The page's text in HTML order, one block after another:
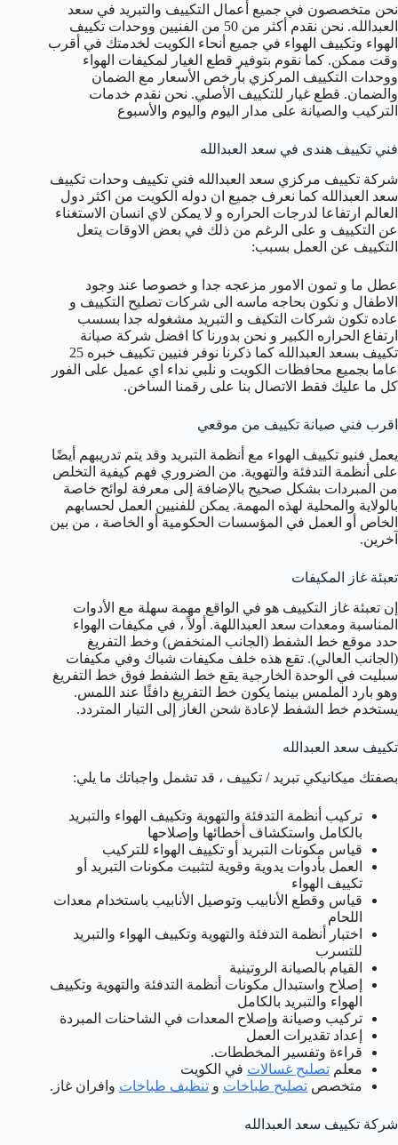
نحن متخصصون في جميع أعمال التكييف والتبريد في سعد
العبدالله. نحن نقدم أكثر من 50 من الفنيين ووحدات تكييف
الهواء وتكييف الهواء في جميع أنحاء الكويت لخدمتك في أقرب
وقت ممكن. كما نقوم بتوفير قطع الغيار لمكيفات الهواء
ووحدات التكييف المركزي بأرخص الأسعار مع الضمان
والضمان. قطع غيار للتكييف الأصلي. نحن نقدم خدمات
التركيب والصيانة على مدار اليوم واليوم والأسبوع
فني تكييف هندى في سعد العبدالله
شركة تكييف مركزي سعد العبدالله فني تكييف وحدات تكييف
سعد العبدالله كما نعرف جميع ان دوله الكويت من اكثر دول
العالم ارتفاعا لدرجات الحراره و لا يمكن لاي انسان الاستغناء
عن التكييف و على الرغم من ذلك في بعض الاوقات يتعل
التكييف عن العمل بسبب:
عطل ما و تمون الامور مزعجه جدا و خصوصا عند وجود
الاطفال و نكون بحاجه ماسه الى شركات تصليح التكييف و
عاده تكون شركات التكيف و التبريد مشغوله جدا بسسب
ارتفاع الحراره الكبير و نحن بدورنا كا افضل شركة صيانة
تكييف بسعد العبدالله كما ذكرنا نوفر فنيين تكييف خبره 25
عاما بجميع محافظات الكويت و نلبي نداء اي عميل على الفور
كل ما عليك فقط الاتصال بنا على رقمنا الساخن.
اقرب فني صيانة تكييف من موقعي
يعمل فنيو تكييف الهواء مع أنظمة التبريد وقد يتم تدريبهم أيضًا
على أنظمة التدفئة والتهوية. من الضروري فهم كيفية التخلص
من المبردات بشكل صحيح بالإضافة إلى معرفة لوائح خاصة
بالولاية والمحلية لهذه المهمة. يمكن للفنيين العمل لحسابهم
الخاص أو العمل في المؤسسات الحكومية أو الخاصة ، من بين
آخرين.
تعبئة غاز المكيفات
إن تعبئة غاز التكييف هو في الواقع مهمة سهلة مع الأدوات
المناسبة ومعدات سعد العبداللهة. أولاً ، في مكيفات الهواء
حدد موقع خط الشفط (الجانب المنخفض) وخط التفريغ
(الجانب العالي). تقع هذه خلف مكيفات شباك وفي مكيفات
سبليت في الوحدة الخارجية يقع خط الشفط فوق خط التفريغ
وهو بارد الملمس بينما يكون خط التفريغ دافئًا عند اللمس.
يستخدم خط الشفط لإعادة شحن الغاز إلى التيار المتردد.
تكييف سعد العبدالله
بصفتك ميكانيكي تبريد / تكييف ، قد تشمل واجباتك ما يلي:
تركيب أنظمة التدفئة والتهوية وتكييف الهواء والتبريد
بالكامل واستكشاف أخطائها وإصلاحها
قياس مكونات التبريد أو تكييف الهواء للتركيب
العمل بأدوات يدوية وقوية لتثبيت مكونات التبريد أو
تكييف الهواء
قياس وقطع الأنابيب وتوصيل الأنابيب باستخدام معدات
اللحام
اختبار أنظمة التدفئة والتهوية وتكييف الهواء والتبريد
للتسرب
القيام بالصيانة الروتينية
إصلاح واستبدال مكونات أنظمة التدفئة والتهوية وتكييف
الهواء والتبريد بالكامل
تركيب وصيانة وإصلاح المعدات في الشاحنات المبردة
إعداد تقديرات العمل
قراءة وتفسير المخططات.
معلم تصليح غسالات في الكويت
متخصص تصليح طباخات و تنظيف طباخات وافران غاز.
شركة تكييف سعد العبدالله